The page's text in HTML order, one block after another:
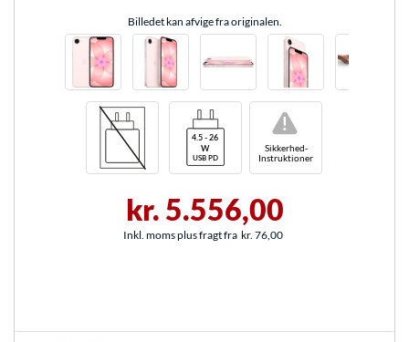
Billedet kan afvige fra originalen.
Sikkerhed-
Instruktioner
!
kr. 5.556,00
Inkl. moms plus fragt fra kr. 76,00